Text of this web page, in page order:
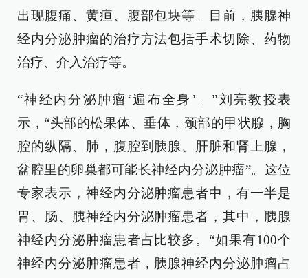
出现腹痛、黄疸、腹部包块等。目前，胰腺神
经内分泌肿瘤的治疗方法包括手术切除、药物
治疗、介入治疗等。
“神经内分泌肿瘤‘遍布全身’。”刘亮教授表
示，“头部的松果体、垂体，颈部的甲状腺，胸
腔的纵隔、肺，腹腔到胰腺、肝脏和肾上腺，
盆腔里的卵巢都可能长神经内分泌肿瘤”。这位
专家表示，神经内分泌肿瘤患者中，有一半是
胃、肠、胰神经内分泌肿瘤患者，其中，胰腺
神经内分泌肿瘤患者占比较多。“如果有100个
神经内分泌肿瘤患者，胰腺神经内分泌肿瘤占